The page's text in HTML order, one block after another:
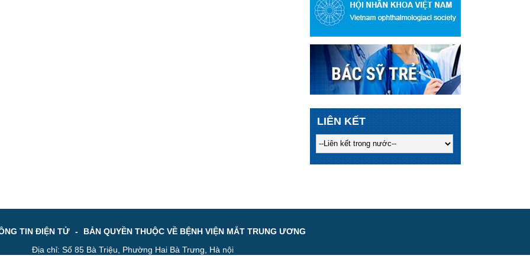
LIÊN KẾT
TIN ĐIỆN TỬ -
BẢN QUYỀN THUỘC VỀ BỆNH VIỆN MẮT TRUNG ƯƠNG
Địa chỉ: Số 85 Bà Triệu, Phường Hai Bà Trưng, Hà nội